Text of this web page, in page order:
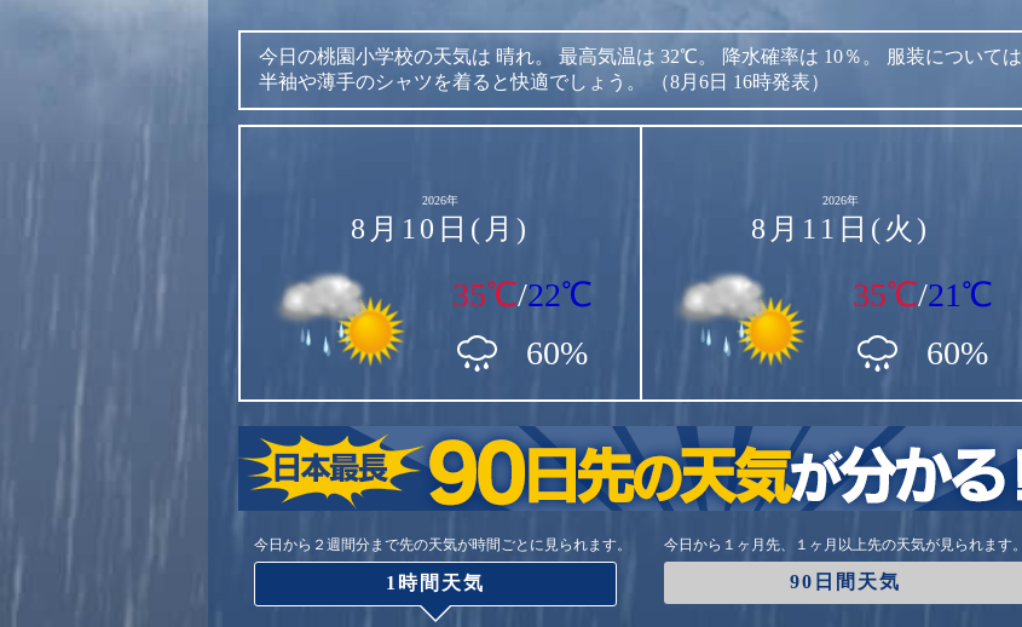
今日の桃園小学校の天気は 晴れ。 最高気温は 32℃。 降水確率は 10％。
服装については
半袖や薄手のシャツを着ると快適でしょう。
（8月6日 16時発表）
2026年
8月10日(月)
35℃/22℃
60%
2026年
8月11日(火)
35℃/21℃
60%
今日から２週間分まで先の天気が時間ごとに見られます。
1時間天気
今日から１ヶ月先、１ヶ月以上先の天気が見られます。
90日間天気